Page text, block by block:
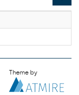
Theme by